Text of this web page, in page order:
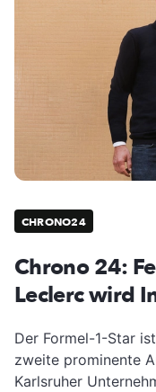
CHRONO24
Chrono 24:
Leclerc wird
Der Formel-1-Star
zweite prominente
Karlsruher